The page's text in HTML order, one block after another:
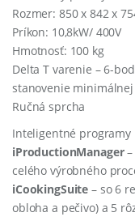
Rozmer: 850 x 842 x
Príkon: 10,8kW/ 400V
Hmotnosť: 100 kg
Delta T varenie – 6-
stanovenie
Ručná sprcha
Inteligentné programy
iProductionManager–
celého výrobného
iCookingSuite – so 6
obloha a pečivo) a 5